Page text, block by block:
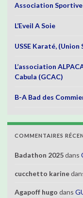
Association
L’Eveil A Soie
USSE Karaté,
L’association
Cabula (GCAC)
B-A Bad des
COMMENTAIRES
Badathon 2025dans
cucchetto karine
Agapoff hugo dans